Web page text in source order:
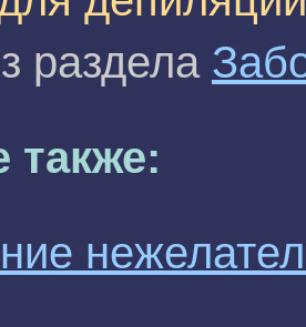
раздела
также: